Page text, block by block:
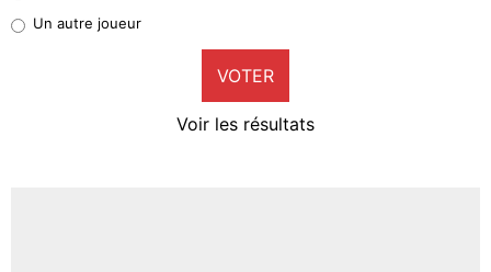
9%
Un autre joueur
VOTER
Voir les résultats